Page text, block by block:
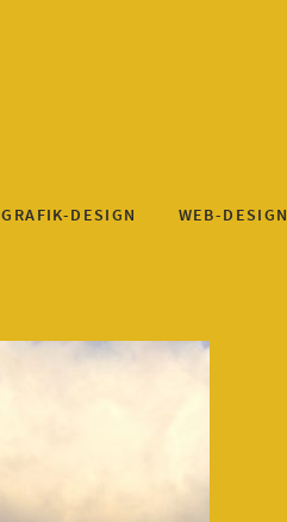
GRAFIK-DESIGN WEB-DESIGN